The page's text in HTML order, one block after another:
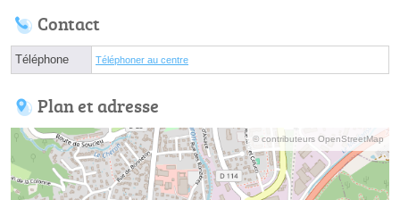
Contact
Téléphone Téléphoner au centre
Plan et adresse
© contributeurs OpenStreetMap